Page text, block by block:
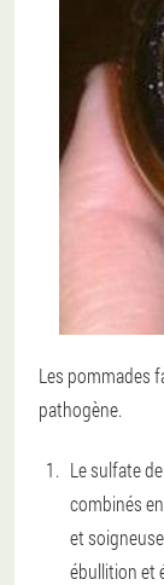
Les pommades
pathogène.
Le sulfate
combinés
et
ébullition et